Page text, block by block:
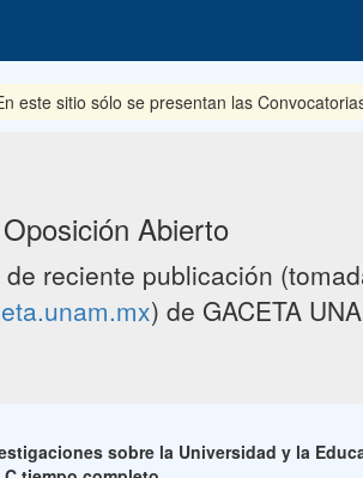
sitio sólo se presentan las Convocatorias
Abierto
reciente publicación
) de GACETA
sobre la Universidad y la